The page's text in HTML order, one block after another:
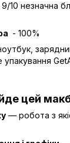
10 незначна
- 100%
упакування
цей
— робота з